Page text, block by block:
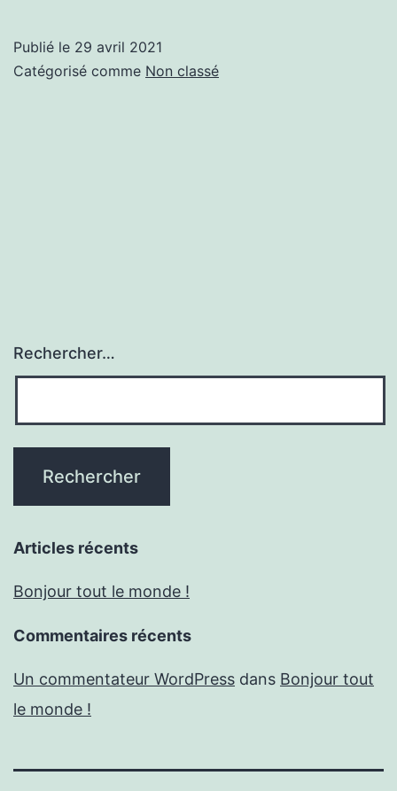
Publié le 29 avril 2021
Catégorisé comme Non classé
Rechercher…
Articles récents
Bonjour tout le monde !
Commentaires récents
Un commentateur WordPress dans Bonjour tout
le monde !